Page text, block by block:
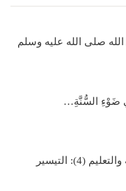
صلى الله عليه وسلم
ضَوْءِ السُّنَّةِ…
الأسس النبوية في التربية والتعليم (4): التيسير